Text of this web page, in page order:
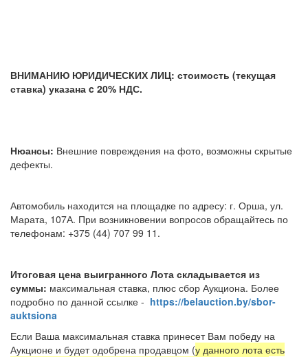
ВНИМАНИЮ ЮРИДИЧЕСКИХ ЛИЦ: стоимость (текущая
ставка) указана c 20% НДС.
Нюансы: Внешние повреждения на фото, возможны скрытые
дефекты.
Автомобиль находится на площадке по адресу: г. Орша, ул.
Марата, 107А. При возникновении вопросов обращайтесь по
телефонам: +375 (44) 707 99 11.
Итоговая цена выигранного Лота складывается из
суммы: максимальная ставка, плюс сбор Аукциона. Более
подробно по данной ссылке - https://belauction.by/sbor-
auktsiona
Если Ваша максимальная ставка принесет Вам победу на
Аукционе и будет одобрена продавцом (у данного лота есть